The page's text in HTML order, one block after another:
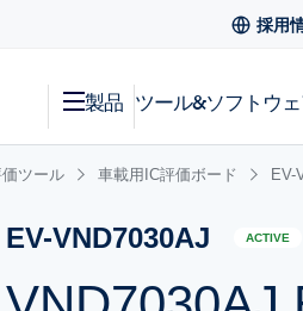
採用
製品 ツール&ソフトウ
ツール 車載用IC評価ボード EV-
EV-VND7030AJ ACTIVE